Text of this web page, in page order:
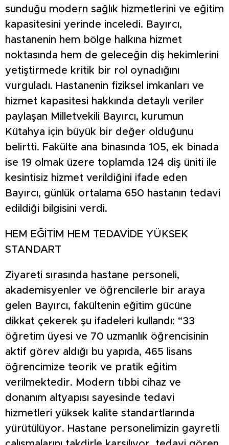
sunduğu modern sağlık hizmetlerini ve eğitim
kapasitesini yerinde inceledi. Bayırcı,
hastanenin hem bölge halkına hizmet
noktasında hem de geleceğin diş hekimlerini
yetiştirmede kritik bir rol oynadığını
vurguladı. Hastanenin fiziksel imkanları ve
hizmet kapasitesi hakkında detaylı veriler
paylaşan Milletvekili Bayırcı, kurumun
Kütahya için büyük bir değer olduğunu
belirtti. Fakülte ana binasında 105, ek binada
ise 19 olmak üzere toplamda 124 diş üniti ile
kesintisiz hizmet verildiğini ifade eden
Bayırcı, günlük ortalama 650 hastanın tedavi
edildiği bilgisini verdi.
HEM EĞİTİM HEM TEDAVİDE YÜKSEK
STANDART
Ziyareti sırasında hastane personeli,
akademisyenler ve öğrencilerle bir araya
gelen Bayırcı, fakültenin eğitim gücüne
dikkat çekerek şu ifadeleri kullandı: “33
öğretim üyesi ve 70 uzmanlık öğrencisinin
aktif görev aldığı bu yapıda, 465 lisans
öğrencimize teorik ve pratik eğitim
verilmektedir. Modern tıbbi cihaz ve
donanım altyapısı sayesinde tedavi
hizmetleri yüksek kalite standartlarında
yürütülüyor. Hastane personelimizin gayretli